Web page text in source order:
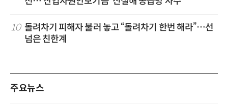
10 돌려차기 피해자 불러 놓고 “돌려차기 한번 해라”…선
넘은 친한계
주요뉴스